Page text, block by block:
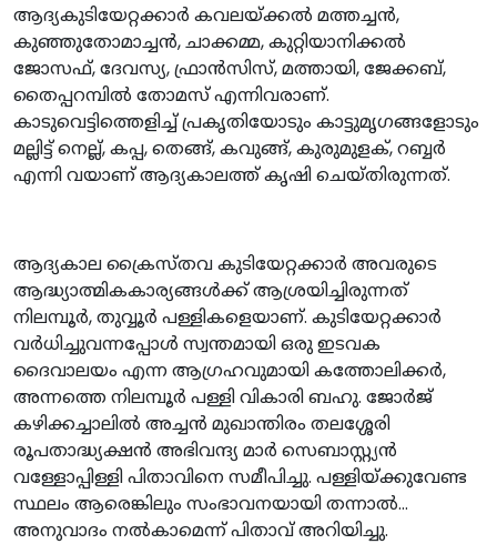
ആദ്യകുടിയേറ്റക്കാർ കവലയ്ക്കൽ മത്തച്ചൻ,
കുഞ്ഞുതോമാച്ചൻ, ചാക്കമ്മ, കുറ്റിയാനിക്കൽ
ജോസഫ്, ദേവസ്യ, ഫ്രാൻസിസ്, മത്തായി, ജേക്കബ്,
തൈപ്പറമ്പിൽ തോമസ് എന്നിവരാണ്.
കാടുവെട്ടിത്തെളിച്ച് പ്രകൃതിയോടും കാട്ടുമൃഗങ്ങളോടും
മല്ലിട്ട് നെല്ല്, കപ്പ, തെങ്ങ്, കവുങ്ങ്, കുരുമുളക്, റബ്ബർ
എന്നി വയാണ് ആദ്യകാലത്ത് കൃഷി ചെയ്തിരുന്നത്.
ആദ്യകാല ക്രൈസ്‌തവ കുടിയേറ്റക്കാർ അവരുടെ
ആദ്ധ്യാത്മികകാര്യങ്ങൾക്ക് ആശ്രയിച്ചിരുന്നത്
നിലമ്പൂർ, തുവ്വൂർ പള്ളികളെയാണ്. കുടിയേറ്റക്കാർ
വർധിച്ചുവന്നപ്പോൾ സ്വന്തമായി ഒരു ഇടവക
ദൈവാലയം എന്ന ആഗ്രഹവുമായി കത്തോലിക്കർ,
അന്നത്തെ നിലമ്പൂർ പള്ളി വികാരി ബഹു. ജോർജ്
കഴിക്കച്ചാലിൽ അച്ചൻ മുഖാന്തിരം തലശ്ശേരി
രൂപതാദ്ധ്യക്ഷൻ അഭിവന്ദ്യ മാർ സെബാസ്റ്റ്യൻ
വള്ളോപ്പിള്ളി പിതാവിനെ സമീപിച്ചു. പള്ളിയ്ക്കുവേണ്ട
സ്ഥലം ആരെങ്കിലും സംഭാവനയായി തന്നാൽ
അനുവാദം നൽകാമെന്ന് പിതാവ് അറിയിച്ചു.